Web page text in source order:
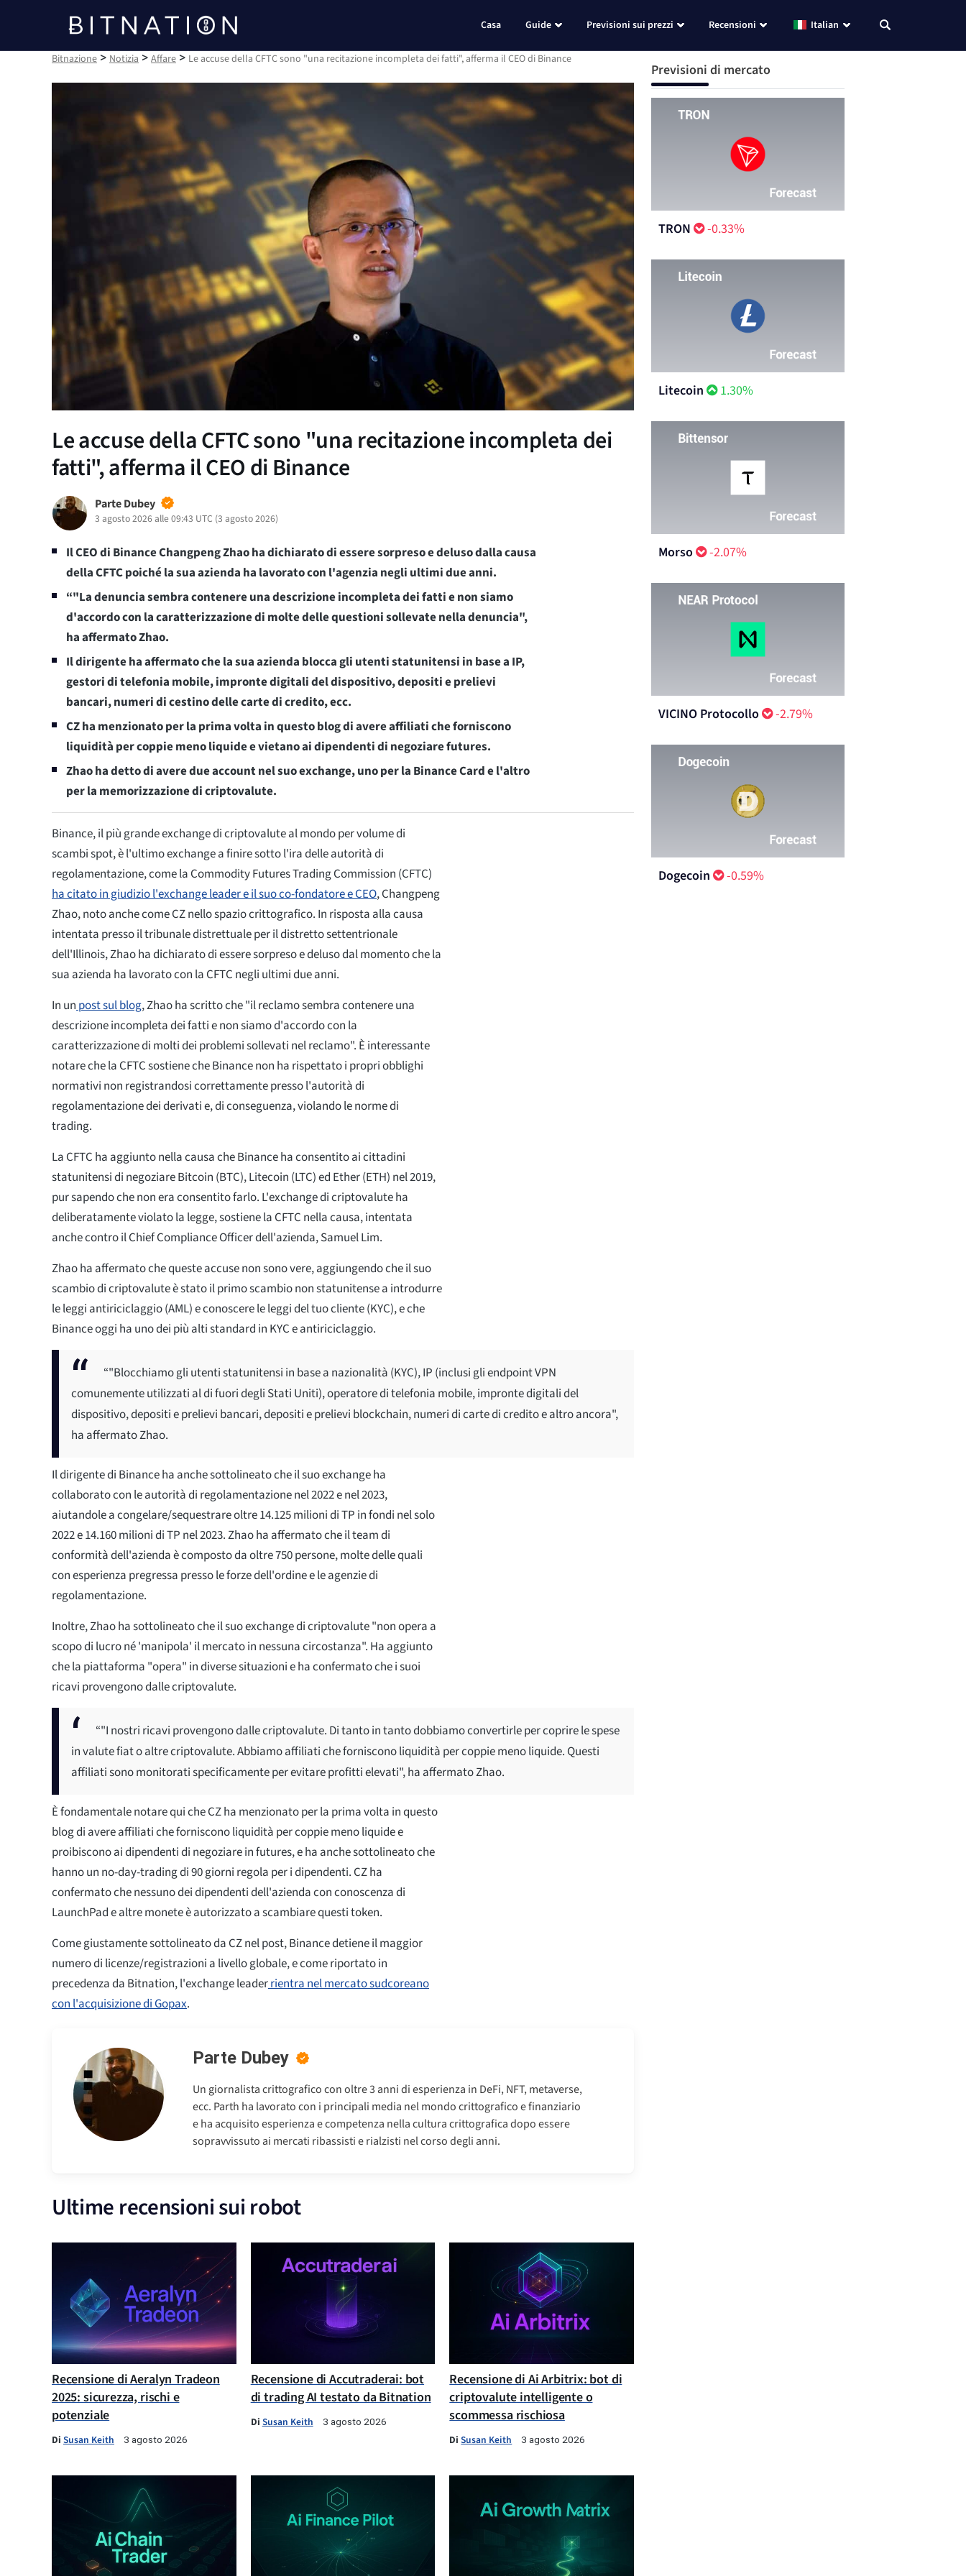
Bitnazione
Casa Guide Previsioni sui prezzi Recensioni Italian
Bitnazione > Notizia > Affare > Le accuse della CFTC sono "una recitazione incompleta dei fatti", afferma il CEO di Binance
Le accuse della CFTC sono "una recitazione incompleta dei
fatti", afferma il CEO di Binance
Parte Dubey
3 agosto 2026 alle 09:43 UTC (3 agosto 2026)
Il CEO di Binance Changpeng Zhao ha dichiarato di essere sorpreso e deluso dalla causa
della CFTC poiché la sua azienda ha lavorato con l'agenzia negli ultimi due anni.
“"La denuncia sembra contenere una descrizione incompleta dei fatti e non siamo
d'accordo con la caratterizzazione di molte delle questioni sollevate nella denuncia",
ha affermato Zhao.
Il dirigente ha affermato che la sua azienda blocca gli utenti statunitensi in base a IP,
gestori di telefonia mobile, impronte digitali del dispositivo, depositi e prelievi
bancari, numeri di cestino delle carte di credito, ecc.
CZ ha menzionato per la prima volta in questo blog di avere affiliati che forniscono
liquidità per coppie meno liquide e vietano ai dipendenti di negoziare futures.
Zhao ha detto di avere due account nel suo exchange, uno per la Binance Card e l'altro
per la memorizzazione di criptovalute.
Binance, il più grande exchange di criptovalute al mondo per volume di
scambi spot, è l'ultimo exchange a finire sotto l'ira delle autorità di
regolamentazione, come la Commodity Futures Trading Commission (CFTC)
ha citato in giudizio l'exchange leader e il suo co-fondatore e CEO, Changpeng
Zhao, noto anche come CZ nello spazio crittografico. In risposta alla causa
intentata presso il tribunale distrettuale per il distretto settentrionale
dell'Illinois, Zhao ha dichiarato di essere sorpreso e deluso dal momento che la
sua azienda ha lavorato con la CFTC negli ultimi due anni.
In un post sul blog, Zhao ha scritto che "il reclamo sembra contenere una
descrizione incompleta dei fatti e non siamo d'accordo con la
caratterizzazione di molti dei problemi sollevati nel reclamo". È interessante
notare che la CFTC sostiene che Binance non ha rispettato i propri obblighi
normativi non registrandosi correttamente presso l'autorità di
regolamentazione dei derivati e, di conseguenza, violando le norme di
trading.
La CFTC ha aggiunto nella causa che Binance ha consentito ai cittadini
statunitensi di negoziare Bitcoin (BTC), Litecoin (LTC) ed Ether (ETH) nel 2019,
pur sapendo che non era consentito farlo. L'exchange di criptovalute ha
deliberatamente violato la legge, sostiene la CFTC nella causa, intentata
anche contro il Chief Compliance Officer dell'azienda, Samuel Lim.
Zhao ha affermato che queste accuse non sono vere, aggiungendo che il suo
scambio di criptovalute è stato il primo scambio non statunitense a introdurre
le leggi antiriciclaggio (AML) e conoscere le leggi del tuo cliente (KYC), e che
Binance oggi ha uno dei più alti standard in KYC e antiriciclaggio.
“"Blocchiamo gli utenti statunitensi in base a nazionalità (KYC), IP (inclusi gli endpoint VPN
comunemente utilizzati al di fuori degli Stati Uniti), operatore di telefonia mobile, impronte digitali del
dispositivo, depositi e prelievi bancari, depositi e prelievi blockchain, numeri di carte di credito e altro ancora",
ha affermato Zhao.
Il dirigente di Binance ha anche sottolineato che il suo exchange ha
collaborato con le autorità di regolamentazione nel 2022 e nel 2023,
aiutandole a congelare/sequestrare oltre 14.125 milioni di TP in fondi nel solo
2022 e 14.160 milioni di TP nel 2023. Zhao ha affermato che il team di
conformità dell'azienda è composto da oltre 750 persone, molte delle quali
con esperienza pregressa presso le forze dell'ordine e le agenzie di
regolamentazione.
Inoltre, Zhao ha sottolineato che il suo exchange di criptovalute "non opera a
scopo di lucro né 'manipola' il mercato in nessuna circostanza". Ha aggiunto
che la piattaforma "opera" in diverse situazioni e ha confermato che i suoi
ricavi provengono dalle criptovalute.
“"I nostri ricavi provengono dalle criptovalute. Di tanto in tanto dobbiamo convertirle per coprire le spese
in valute fiat o altre criptovalute. Abbiamo affiliati che forniscono liquidità per coppie meno liquide. Questi
affiliati sono monitorati specificamente per evitare profitti elevati", ha affermato Zhao.
È fondamentale notare qui che CZ ha menzionato per la prima volta in questo
blog di avere affiliati che forniscono liquidità per coppie meno liquide e
proibiscono ai dipendenti di negoziare in futures, e ha anche sottolineato che
hanno un no-day-trading di 90 giorni regola per i dipendenti. CZ ha
confermato che nessuno dei dipendenti dell'azienda con conoscenza di
LaunchPad e altre monete è autorizzato a scambiare questi token.
Come giustamente sottolineato da CZ nel post, Binance detiene il maggior
numero di licenze/registrazioni a livello globale, e come riportato in
precedenza da Bitnation, l'exchange leaderrientra nel mercato sudcoreano
con l'acquisizione di Gopax.
Parte Dubey
Un giornalista crittografico con oltre 3 anni di esperienza in DeFi, NFT, metaverse,
ecc. Parth ha lavorato con i principali media nel mondo crittografico e finanziario
e ha acquisito esperienza e competenza nella cultura crittografica dopo essere
sopravvissuto ai mercati ribassisti e rialzisti nel corso degli anni.
Ultime recensioni sui robot
Recensione di Aeralyn Tradeon
2025: sicurezza, rischi e
potenziale
Di Susan Keith 3 agosto 2026
Recensione di Accutraderai: bot
di trading AI testato da Bitnation
Di Susan Keith 3 agosto 2026
Recensione di Ai Arbitrix: bot di
criptovalute intelligente o
scommessa rischiosa
DiSusan Keith 3 agosto 2026
Previsioni di mercato
TRON -0.33%
Litecoin 1.30%
Morso -2.07%
VICINO Protocollo -2.79%
Dogecoin -0.59%